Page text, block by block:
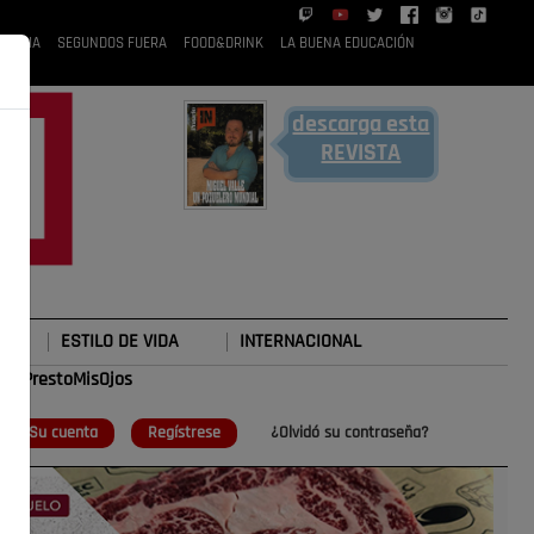
RUBIA SEGUNDOS FUERA FOOD&DRINK LA BUENA EDUCACIÓN
descarga esta
REVISTA
ESTILO DE VIDA INTERNACIONAL
Su cuenta Regístrese ¿Olvidó su contraseña?